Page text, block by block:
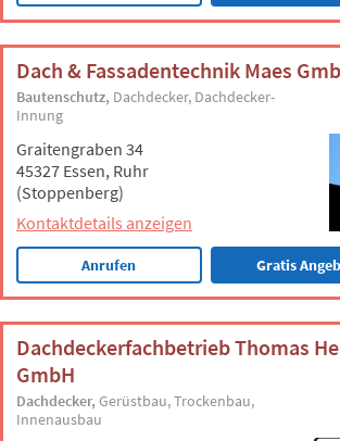
Dach & Fassadentechnik Maes
Bautenschutz Dachdecker Dachdecker-
Innung
Graitengraben 34
45327 Essen, Ruhr
(Stoppenberg)
Kontaktdetails anzeigen
Anrufen Gratis
Dachdeckerfachbetrieb Thomas
GmbH
Dachdecker Gerüstbau Trockenbau
Innenausbau